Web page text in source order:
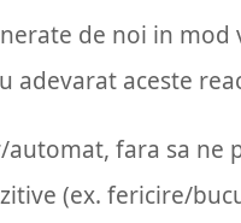
de noi in
adevarat aceste
fara sa ne
(ex. fericire/